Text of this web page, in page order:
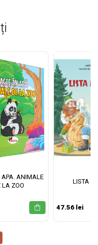
APA. ANIMALE
LA ZOO
LISTA
47.56 lei